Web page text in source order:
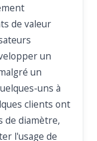
de valeur
un
un
uns à
clients ont
de diamètre,
l'usage de